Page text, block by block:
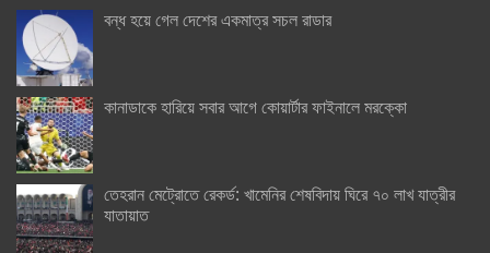
বন্ধ হয়ে গেল দেশের একমাত্র সচল রাডার
কানাডাকে হারিয়ে সবার আগে কোয়ার্টার ফাইনালে মরক্কো
তেহরান মেট্রোতে রেকর্ড: খামেনির শেষবিদায় ঘিরে ৭০ লাখ যাত্রীর
যাতায়াত